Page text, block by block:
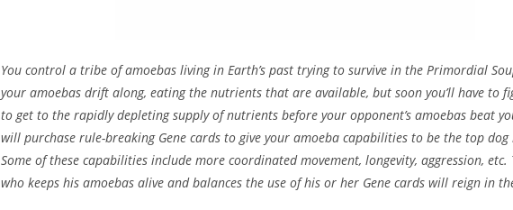
You control a tribe of amoebas living in Earth’s past trying to survive in the Primordial
your amoebas drift along, eating the nutrients that are available, but soon you’ll have to
to get to the rapidly depleting supply of nutrients before your opponent’s amoebas beat
will purchase rule-breaking Gene cards to give your amoeba capabilities to be the top dog
Some of these capabilities include more coordinated movement, longevity, aggression, etc.
who keeps his amoebas alive and balances the use of his or her Gene cards will reign in